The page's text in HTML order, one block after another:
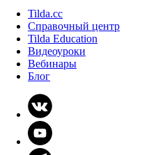
Tilda.cc
Справочный центр
Tilda Education
Видеоуроки
Вебинары
Блог